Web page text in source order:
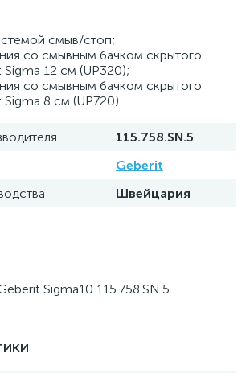
смыв/стоп;
со смывным бачком скрытого
12 см (UP320);
со смывным бачком скрытого
8 см (UP720).
115.758.SN.5
Geberit
Швейцария
Sigma10 115.758.SN.5